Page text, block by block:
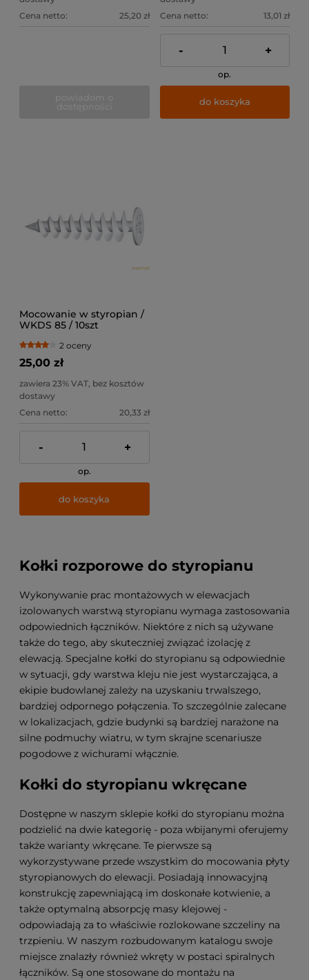
Cena netto:
25,20 zł
Cena netto:
13,01 zł
- +
op.
do koszyka
Mocowanie w styropian /
WKDS 85 / 10szt
2 oceny
25,00 zł
zawiera 23% VAT, bez kosztów
dostawy
Cena netto:
20,33 zł
- +
op.
do koszyka
Kołki rozporowe do styropianu
Wykonywanie prac montażowych w elewacjach
izolowanych warstwą styropianu wymaga zastosowania
odpowiednich łączników. Niektóre z nich są używane
także do tego, aby skuteczniej związać izolację z
elewacją. Specjalne kołki do styropianu są odpowiednie
w sytuacji, gdy warstwa kleju nie jest wystarczająca, a
ekipie budowlanej zależy na uzyskaniu trwalszego,
bardziej odpornego połączenia. To szczególnie zalecane
w lokalizacjach, gdzie budynki są bardziej narażone na
silne podmuchy wiatru, w tym skrajne scenariusze
pogodowe z wichurami włącznie.
Kołki do styropianu wkręcane
Dostępne w naszym sklepie kołki do styropianu można
podzielić na dwie kategorię - poza wbijanymi oferujemy
także warianty wkręcane. Te pierwsze są
wykorzystywane przede wszystkim do mocowania płyty
styropianowych do elewacji. Posiadają innowacyjną
konstrukcję zapewniającą im doskonałe kotwienie, a
także optymalną absorpcję masy klejowej -
odpowiadają za to właściwie rozlokowane szczeliny na
trzpieniu. W naszym rozbudowanym katalogu swoje
miejsce znalazły również wkręty w postaci spiralnych
łączników. Są one stosowane do montażu na